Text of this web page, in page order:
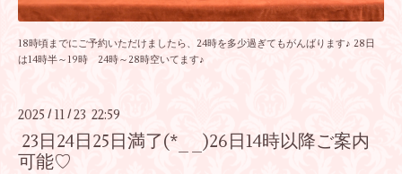
18時頃までにご予約いただけましたら、24時を多少過ぎてもがんばります♪ 28日
は14時半～19時 24時～28時空いてます♪
2025 / 11 /23 22:59
23日24日25日満了(*_ _)26日14時以降ご案内
可能♡